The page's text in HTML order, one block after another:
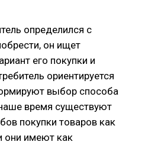
определился с
он ищет
его покупки и
ориентируется
выбор способа
время существуют
покупки товаров как
они имеют как